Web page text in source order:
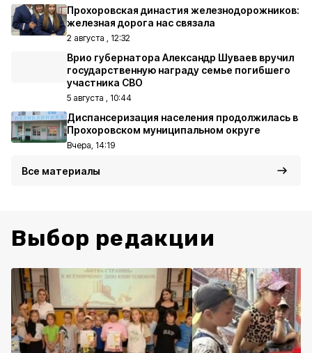
Прохоровская династия железнодорожников:
железная дорога нас связала
2 августа , 12:32
Врио губернатора Александр Шуваев вручил
государственную награду семье погибшего
участника СВО
5 августа , 10:44
Диспансеризация населения продолжилась в
Прохоровском муниципальном округе
Вчера, 14:19
Все материалы
Выбор редакции